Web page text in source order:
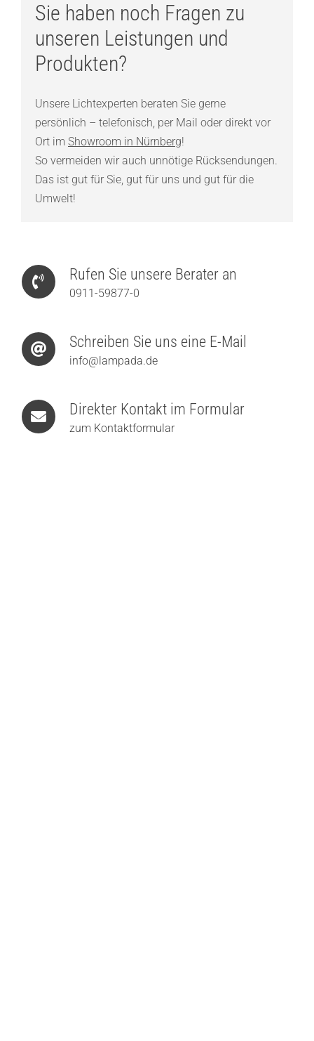
Sie haben noch Fragen zu
unseren Leistungen und
Produkten?
Unsere Lichtexperten beraten Sie gerne
persönlich – telefonisch, per Mail oder direkt vor
Ort im Showroom in Nürnberg!
So vermeiden wir auch unnötige Rücksendungen.
Das ist gut für Sie, gut für uns und gut für die
Umwelt!
Rufen Sie unsere Berater an
0911-59877-0
Schreiben Sie uns eine E-Mail
info@lampada.de
Direkter Kontakt im Formular
zum Kontaktformular